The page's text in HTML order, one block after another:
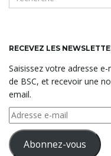
o
l
d
e
r
e
c
h
e
RECEVEZ LES
Saisissez votre adresse
de BSC, et recevoir une
email.
Adresse
e-
mailAbonnez-vous